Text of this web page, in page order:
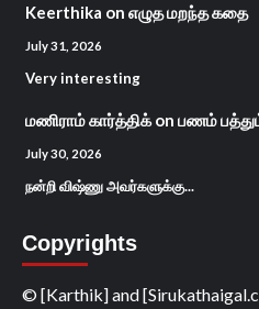
Keerthika on எழுத மறந்த கதை
July 31, 2026
Very interesting
மணிராம் கார்த்திக்on பணம்
July 30, 2026
நன்றி விஷ்ணு அவர்களுக்கு...
Copyrights
© [Karthik] and